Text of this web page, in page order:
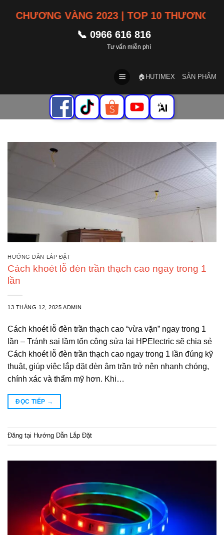
VÀNG 2023 | TOP 10 THƯƠNG HIỆU TÍN
📞 0966 616 816
Tư vấn miễn phí
🏠HUTIMEX SẢN PHẨM
HƯỚNG DẪN LẮP ĐẶT
Cách khoét lỗ đèn trần thạch cao ngay trong 1
lần
13 THÁNG 12, 2025 ADMIN
Cách khoét lỗ đèn trần thạch cao “vừa vặn” ngay trong 1
lần – Tránh sai lầm tốn công sửa lại HPElectric sẽ chia sẻ
Cách khoét lỗ đèn trần thạch cao ngay trong 1 lần đúng kỹ
thuật, giúp việc lắp đặt đèn âm trần trở nên nhanh chóng,
chính xác và thẩm mỹ hơn. Khi…
ĐỌC TIẾP →
Đăng tại Hướng Dẫn Lắp Đặt